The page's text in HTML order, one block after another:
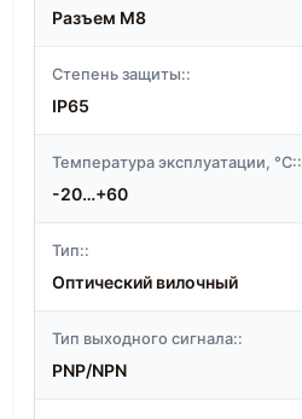
Разъем M8
Степень защиты::
IP65
Температура эксплуатации, °C::
-20…+60
Тип::
Оптический вилочный
Тип выходного сигнала::
PNP/NPN